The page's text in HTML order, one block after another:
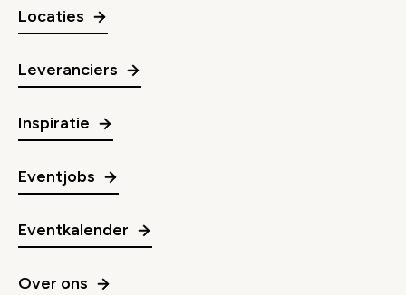
Locaties
Leveranciers
Inspiratie
Eventjobs
Eventkalender
Over ons